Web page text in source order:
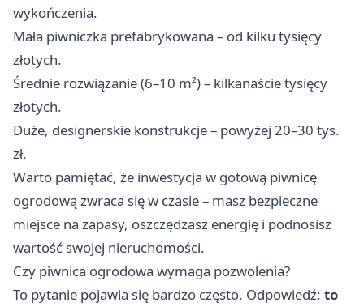
wykończenia.
Mała piwniczka prefabrykowana – od kilku tysięcy
złotych.
Średnie rozwiązanie (6–10 m²) – kilkanaście tysięcy
złotych.
Duże, designerskie konstrukcje – powyżej 20–30 tys.
zł.
Warto pamiętać, że inwestycja w gotową piwnicę
ogrodową zwraca się w czasie – masz bezpieczne
miejsce na zapasy, oszczędzasz energię i podnosisz
wartość swojej nieruchomości.
Czy piwnica ogrodowa wymaga pozwolenia?
To pytanie pojawia się bardzo często. Odpowiedź: to